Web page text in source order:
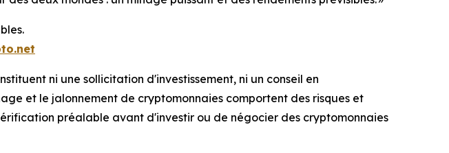
ni une sollicitation d'investissement, ni un conseil en
et le jalonnement de cryptomonnaies comportent des risques et
préalable avant d'investir ou de négocier des cryptomonnaies